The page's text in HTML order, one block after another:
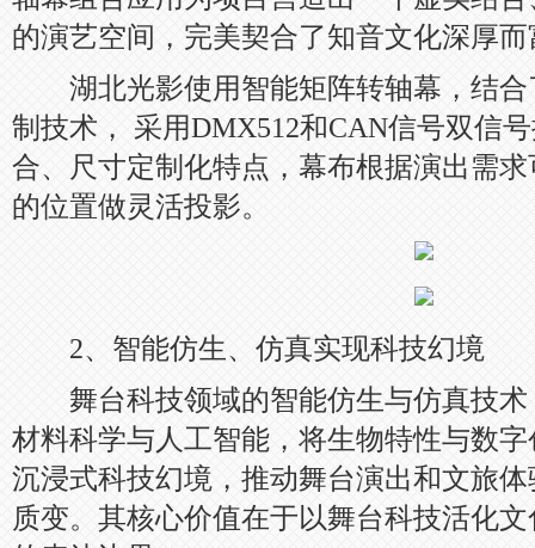
的演艺空间，完美契合了知音文化深厚
湖北光影使用智能矩阵转轴幕，结合
制技术， 采用DMX512和CAN信号双信
合、尺寸定制化特点，幕布根据演出需
的位置做灵活投影。
2、智能仿生、仿真实现科技幻境
舞台科技领域的智能仿生与仿真技术
材料科学与人工智能，将生物特性与数
沉浸式科技幻境，推动舞台演出和文旅体
质变。其核心价值在于以舞台科技活化